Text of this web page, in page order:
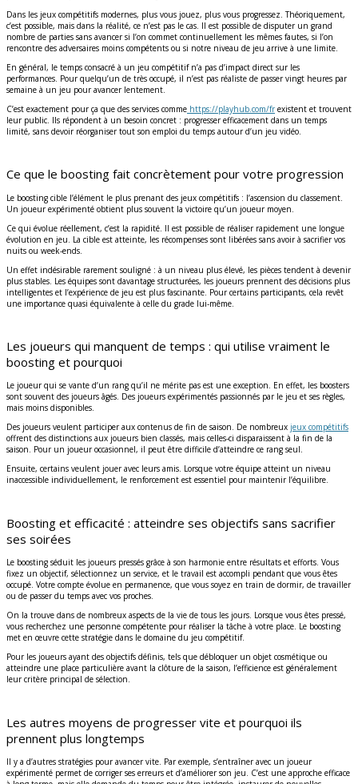
Dans les jeux compétitifs modernes, plus vous jouez, plus vous progressez. Théoriquement,
c’est possible, mais dans la réalité, ce n’est pas le cas. Il est possible de disputer un grand
nombre de parties sans avancer si l’on commet continuellement les mêmes fautes, si l’on
rencontre des adversaires moins compétents ou si notre niveau de jeu arrive à une limite.
En général, le temps consacré à un jeu compétitif n’a pas d’impact direct sur les
performances. Pour quelqu’un de très occupé, il n’est pas réaliste de passer vingt heures par
semaine à un jeu pour avancer lentement.
C’est exactement pour ça que des services comme https://playhub.com/fr existent et trouvent
leur public. Ils répondent à un besoin concret : progresser efficacement dans un temps
limité, sans devoir réorganiser tout son emploi du temps autour d’un jeu vidéo.
Ce que le boosting fait concrètement pour votre progression
Le boosting cible l’élément le plus prenant des jeux compétitifs : l’ascension du classement.
Un joueur expérimenté obtient plus souvent la victoire qu’un joueur moyen.
Ce qui évolue réellement, c’est la rapidité. Il est possible de réaliser rapidement une longue
évolution en jeu. La cible est atteinte, les récompenses sont libérées sans avoir à sacrifier vos
nuits ou week-ends.
Un effet indésirable rarement souligné : à un niveau plus élevé, les pièces tendent à devenir
plus stables. Les équipes sont davantage structurées, les joueurs prennent des décisions plus
intelligentes et l’expérience de jeu est plus fascinante. Pour certains participants, cela revêt
une importance quasi équivalente à celle du grade lui-même.
Les joueurs qui manquent de temps : qui utilise vraiment le
boosting et pourquoi
Le joueur qui se vante d’un rang qu’il ne mérite pas est une exception. En effet, les boosters
sont souvent des joueurs âgés. Des joueurs expérimentés passionnés par le jeu et ses règles,
mais moins disponibles.
Des joueurs veulent participer aux contenus de fin de saison. De nombreux jeux compétitifs
offrent des distinctions aux joueurs bien classés, mais celles-ci disparaissent à la fin de la
saison. Pour un joueur occasionnel, il peut être difficile d’atteindre ce rang seul.
Ensuite, certains veulent jouer avec leurs amis. Lorsque votre équipe atteint un niveau
inaccessible individuellement, le renforcement est essentiel pour maintenir l’équilibre.
Boosting et efficacité : atteindre ses objectifs sans sacrifier
ses soirées
Le boosting séduit les joueurs pressés grâce à son harmonie entre résultats et efforts. Vous
fixez un objectif, sélectionnez un service, et le travail est accompli pendant que vous êtes
occupé. Votre compte évolue en permanence, que vous soyez en train de dormir, de travailler
ou de passer du temps avec vos proches.
On la trouve dans de nombreux aspects de la vie de tous les jours. Lorsque vous êtes pressé,
vous recherchez une personne compétente pour réaliser la tâche à votre place. Le boosting
met en œuvre cette stratégie dans le domaine du jeu compétitif.
Pour les joueurs ayant des objectifs définis, tels que débloquer un objet cosmétique ou
atteindre une place particulière avant la clôture de la saison, l’efficience est généralement
leur critère principal de sélection.
Les autres moyens de progresser vite et pourquoi ils
prennent plus longtemps
Il y a d’autres stratégies pour avancer vite. Par exemple, s’entraîner avec un joueur
expérimenté permet de corriger ses erreurs et d’améliorer son jeu. C’est une approche efficace